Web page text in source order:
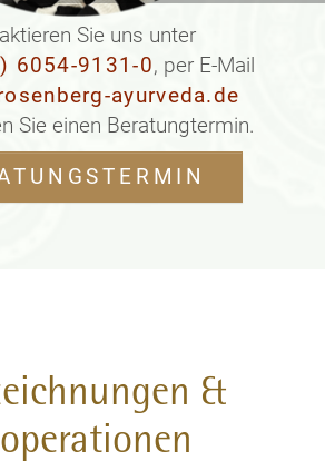
Sie uns unter
6054-9131-0, per E-Mail
ayurveda.de
Sie einen Beratungtermin.
&